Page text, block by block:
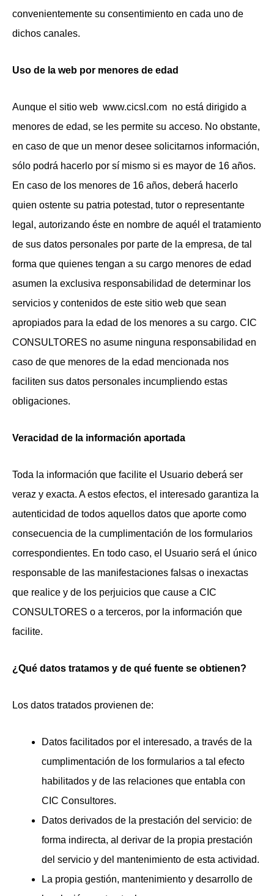
convenientemente su consentimiento en cada uno de
dichos canales.
Uso de la web por menores de edad
Aunque el sitio web www.cicsl.com no está dirigido a
menores de edad, se les permite su acceso. No obstante,
en caso de que un menor desee solicitarnos información,
sólo podrá hacerlo por sí mismo si es mayor de 16 años.
En caso de los menores de 16 años, deberá hacerlo
quien ostente su patria potestad, tutor o representante
legal, autorizando éste en nombre de aquél el tratamiento
de sus datos personales por parte de la empresa, de tal
forma que quienes tengan a su cargo menores de edad
asumen la exclusiva responsabilidad de determinar los
servicios y contenidos de este sitio web que sean
apropiados para la edad de los menores a su cargo. CIC
CONSULTORES no asume ninguna responsabilidad en
caso de que menores de la edad mencionada nos
faciliten sus datos personales incumpliendo estas
obligaciones.
Veracidad de la información aportada
Toda la información que facilite el Usuario deberá ser
veraz y exacta. A estos efectos, el interesado garantiza la
autenticidad de todos aquellos datos que aporte como
consecuencia de la cumplimentación de los formularios
correspondientes. En todo caso, el Usuario será el único
responsable de las manifestaciones falsas o inexactas
que realice y de los perjuicios que cause a CIC
CONSULTORES o a terceros, por la información que
facilite.
¿Qué datos tratamos y de qué fuente se obtienen?
Los datos tratados provienen de:
Datos facilitados por el interesado, a través de la
cumplimentación de los formularios a tal efecto
habilitados y de las relaciones que entabla con
CIC Consultores.
Datos derivados de la prestación del servicio: de
forma indirecta, al derivar de la propia prestación
del servicio y del mantenimiento de esta actividad.
La propia gestión, mantenimiento y desarrollo de